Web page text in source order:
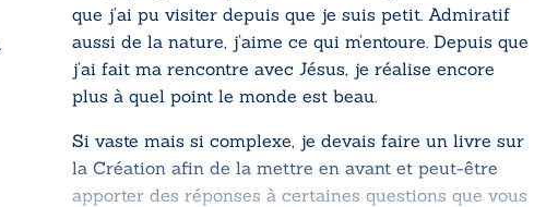
que j’ai pu visiter depuis que je suis petit. Admiratif
aussi de la nature, j’aime ce qui m’entoure. Depuis que
j’ai fait ma rencontre avec Jésus, je réalise encore
plus à quel point le monde est beau.
Si vaste mais si complexe, je devais faire un livre sur
la Création afin de la mettre en avant et peut-être
apporter des réponses à certaines questions que vous